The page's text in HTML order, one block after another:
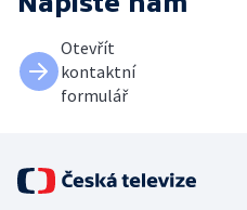
Otevřít
kontaktní
formulář